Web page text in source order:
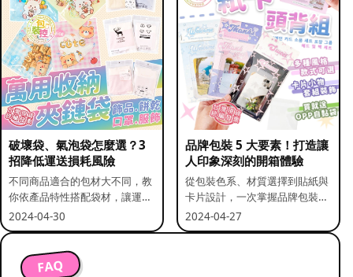
破壞袋、氣泡袋怎麼選？3
招降低運送損耗風險
不同商品適合的包材大不同，教
你依產品特性搭配袋材，讓運送
更安全。
2024-04-30
品牌包裝 5 大要素！打造讓
人印象深刻的開箱體驗
從包裝色系、材質選擇到貼紙與
卡片設計，一次掌握品牌包裝的
關鍵要素。
2024-04-27
FAQ